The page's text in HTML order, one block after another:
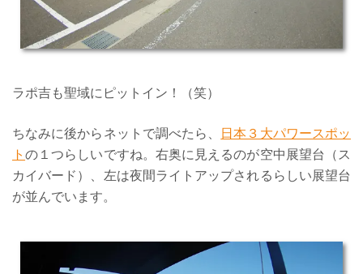
ラポ吉も聖域にピットイン！（笑）
ちなみに後からネットで調べたら、
日本３大パワースポッ
トの１つらしいですね。右奥に見えるのが空中展望台（ス
カイバード）、左は夜間ライトアップされるらしい展望台
が並んでいます。